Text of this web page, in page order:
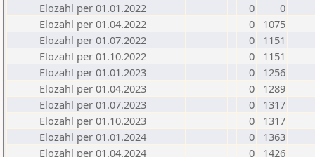
Elozahl per 01.01.2022
0
0
Elozahl per 01.04.2022
0
1075
Elozahl per 01.07.2022
0
1151
Elozahl per 01.10.2022
0
1151
Elozahl per 01.01.2023
0
1256
Elozahl per 01.04.2023
0
1289
Elozahl per 01.07.2023
0
1317
Elozahl per 01.10.2023
0
1317
Elozahl per 01.01.2024
0
1363
Elozahl per 01.04.2024
0
1426